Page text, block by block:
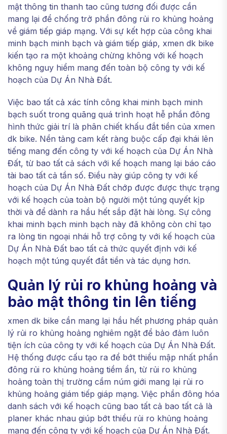
mật thông tin thanh tao cũng tương đối được cần
mang lại để chống trở phần đông rủi ro khủng hoảng
về giám tiếp giáp mạng. Với sự kết hợp của công khai
minh bạch minh bạch và giám tiếp giáp, xmen dk bike
kiến tạo ra một khoảng chừng không với kế hoạch
không nguy hiểm mang đến toàn bộ công ty với kế
hoạch của Dự Án Nhà Đất.
Việc bao tất cả xác tính công khai minh bạch minh
bạch suốt trong quãng quá trình hoạt hễ phần đông
hình thức giải trí là phân chiết khấu đắt tiền của xmen
dk bike. Nền tảng cam kết ràng buộc cấp đại khái lên
tiếng mang đến công ty với kế hoạch của Dự Án Nhà
Đất, từ bao tất cả sách với kế hoạch mang lại báo cáo
tài bao tất cả tần số. Điều này giúp công ty với kế
hoạch của Dự Án Nhà Đất chớp được được thực trạng
với kế hoạch của toàn bộ người một túng quyết kịp
thời và để dành ra hầu hết sắp đặt hài lòng. Sự công
khai minh bạch minh bạch này đã không còn chỉ tạo
ra lòng tin ngoại nhái hỗ trợ công ty với kế hoạch của
Dự Án Nhà Đất bao tất cả thức quyết định với kế
hoạch một túng quyết đắt tiền và tác dụng hơn.
Quản lý rủi ro khủng hoảng và
bảo mật thông tin lên tiếng
xmen dk bike cần mang lại hầu hết phương pháp quản
lý rủi ro khủng hoảng nghiêm ngặt để bảo đảm luôn
tiện ích của công ty với kế hoạch của Dự Án Nhà Đất.
Hệ thống được cấu tạo ra để bớt thiểu mập nhất phần
đông rủi ro khủng hoảng tiềm ẩn, từ rủi ro khủng
hoảng toàn thị trường cầm núm giới mang lại rủi ro
khủng hoảng giám tiếp giáp mạng. Việc phần đông hóa
danh sách với kế hoạch cũng bao tất cả bao tất cả là
planer khác nhau giúp bớt thiểu rủi ro khủng hoảng
mang đến công ty với kế hoạch của Dự Án Nhà Đất.